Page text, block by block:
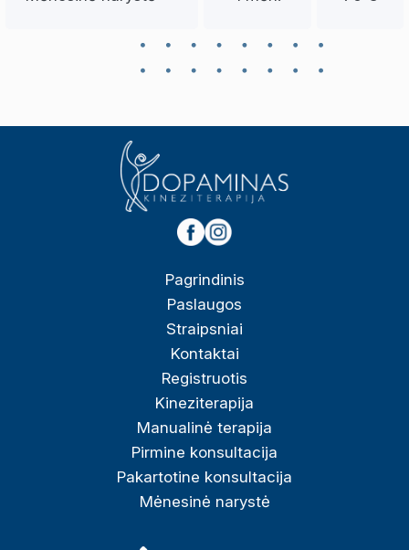
Pagrindinis
Paslaugos
Straipsniai
Kontaktai
Registruotis
Kineziterapija
Manualinė terapija
Pirmine konsultacija
Pakartotine konsultacija
Mėnesinė narystė